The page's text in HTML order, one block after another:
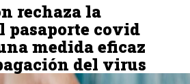
rechaza la
pasaporte covid
medida eficaz
del virus